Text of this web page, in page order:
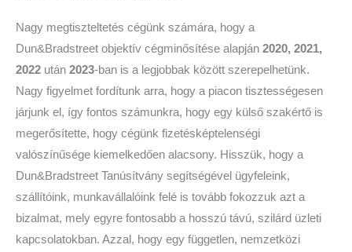
Nagy megtiszteltetés cégünk számára, hogy a
Dun&Bradstreet objektív cégminősítése alapján 2020, 2021,
2022 után 2023-ban is a legjobbak között szerepelhetünk.
Nagy figyelmet fordítunk arra, hogy a piacon tisztességesen
járjunk el, így fontos számunkra, hogy egy külső szakértő is
megerősítette, hogy cégünk fizetésképtelenségi
valószínűsége kiemelkedően alacsony. Hisszük, hogy a
Dun&Bradstreet Tanúsítvány segítségével ügyfeleink,
szállítóink, munkavállalóink felé is tovább fokozzuk azt a
bizalmat, mely egyre fontosabb a hosszú távú, szilárd üzleti
kapcsolatokban. Azzal, hogy egy független, nemzetközi